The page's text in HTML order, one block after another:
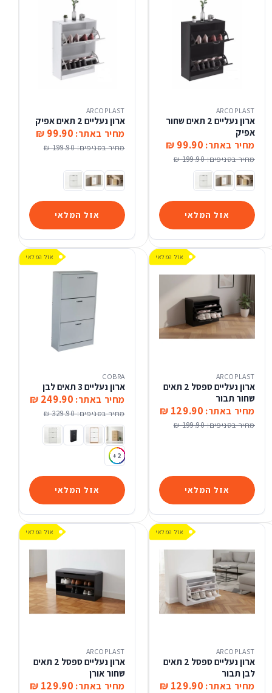
אזל המלאי
ARCOPLAST
ארון נעליים 2 תאים שחור
אפיק
מחיר באתר: 99.90 ₪
מחיר בסניפים:199.90 ₪
ארון נעליים 2 תאים טבעי ידית שחורהארון נעליים 2 תאים צבע לבן בשילוב צבע טבעי ידית שחורהארון נעליים 2 תאים צבע לבן
אזל המלאי
ARCOPLAST
ארון נעליים 2 תאים אפיק
מחיר באתר: 99.90 ₪
מחיר בסניפים:199.90 ₪
ארון נעליים 2 תאים טבעי ידית שחורהארון נעליים 2 תאים צבע לבן בשילוב צבע טבעי ידית שחורהארון נעליים 2 תאים צבע לבן
אזל המלאי
אזל המלאי
ARCOPLAST
ארון נעליים ספסל 2 תאים
שחור תבור
מחיר באתר: 129.90 ₪
מחיר בסניפים:199.90 ₪
אזל המלאי
אזל המלאי
COBRA
ארון נעליים 3 תאים לבן
מחיר באתר: 249.90 ₪
מחיר בסניפים:329.90 ₪
ארון נעליים 3 תאים טבעי ידית שחורהארון נעליים 3 תאים צבע לבן בשילוב צבע טבעי ידית שחורהארון נעליים 3 תאים שחורארון נעליים 3 תאים צבע לבן
+2
אזל המלאי
ARCOPLAST
ארון נעליים ספסל 2 תאים
לבן תבור
מחיר באתר: 129.90 ₪
אזל המלאי
ARCOPLAST
ארון נעליים ספסל 2 תאים
שחור אורן
מחיר באתר: 129.90 ₪